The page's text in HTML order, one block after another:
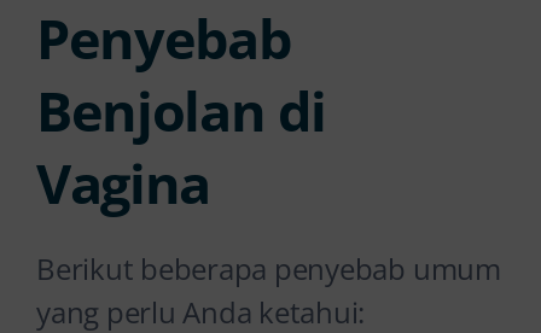
Penyebab
Benjolan di
Vagina
Berikut beberapa penyebab umum
yang perlu Anda ketahui: